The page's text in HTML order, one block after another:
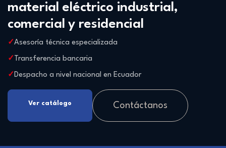
material eléctrico industrial,
comercial y residencial
Asesoría técnica especializada
Transferencia bancaria
Despacho a nivel nacional en Ecuador
Ver catálogo Contáctanos